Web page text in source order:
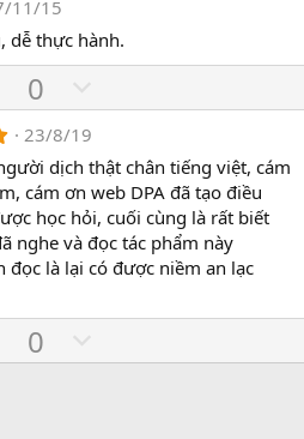
11/15
dễ thực hành.
U
p
v
o
t
e
0
o
n
v
o
t
e
5
0
0
s
t
a
r
(
)
23/8/19
dịch thật chân tiếng việt, cám
cám ơn web DPA đã tạo điều
học hỏi, cuối cùng là rất biết
nghe và đọc tác phẩm này
đọc là lại có được niềm an lạc
U
p
0
o